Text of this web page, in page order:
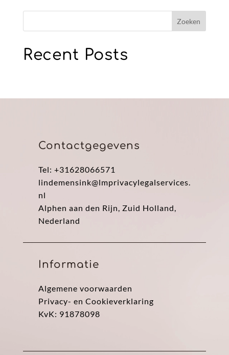
Zoeken
Recent Posts
Contactgegevens
Tel: +31628066571
lindemensink@lmprivacylegalservices.
nl
Alphen aan den Rijn, Zuid Holland,
Nederland
Informatie
Algemene voorwaarden
Privacy- en Cookieverklaring
KvK: 91878098